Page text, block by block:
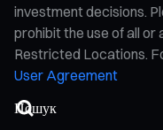
investment decisions.
prohibit the use of all
Restricted Locations.
User Agreement